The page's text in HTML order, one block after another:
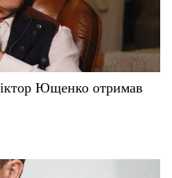
Ющенко отримав